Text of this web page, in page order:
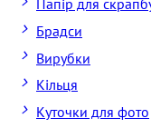
Папір для
Брадси
Вирубки
Кільця
Куточки для фото